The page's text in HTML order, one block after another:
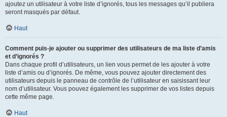
ajoutez un utilisateur à votre liste d’ignorés, tous les messages qu’il publiera
seront masqués par défaut.
Haut
Comment puis-je ajouter ou supprimer des utilisateurs de ma liste d’amis
et d’ignorés ?
Dans chaque profil d’utilisateurs, un lien vous permet de les ajouter à votre
liste d’amis ou d’ignorés. De même, vous pouvez ajouter directement des
utilisateurs depuis le panneau de contrôle de l’utilisateur en saisissant leur
nom d’utilisateur. Vous pouvez également les supprimer de vos listes depuis
cette même page.
Haut